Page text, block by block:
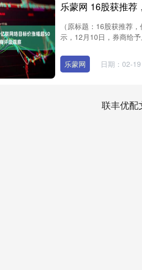
（原标题：16股获推荐
示，12月10日，券商给
乐蒙网 日期：02-19
联丰优配